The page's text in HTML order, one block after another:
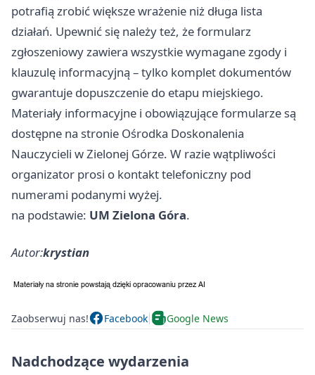
potrafią zrobić większe wrażenie niż długa lista
działań. Upewnić się należy też, że formularz
zgłoszeniowy zawiera wszystkie wymagane zgody i
klauzulę informacyjną – tylko komplet dokumentów
gwarantuje dopuszczenie do etapu miejskiego.
Materiały informacyjne i obowiązujące formularze są
dostępne na stronie Ośrodka Doskonalenia
Nauczycieli w Zielonej Górze. W razie wątpliwości
organizator prosi o kontakt telefoniczny pod
numerami podanymi wyżej.
na podstawie: UM Zielona Góra.
Autor:krystian
Zaobserwuj nas! Facebook Google News
Nadchodzące wydarzenia